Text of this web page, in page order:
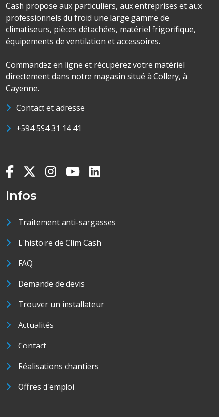
Cash propose aux particuliers, aux entreprises et aux
professionnels du froid une large gamme de
climatiseurs, pièces détachées, matériel frigorifique,
équipements de ventilation et accessoires.
Commandez en ligne et récupérez votre matériel
directement dans notre magasin situé à Collery, à
Cayenne.
Contact et adresse
+594 594 31 14 41
Infos
Traitement anti-sargasses
L'histoire de Clim Cash
FAQ
Demande de devis
Trouver un installateur
Actualités
Contact
Réalisations chantiers
Offres d'emploi